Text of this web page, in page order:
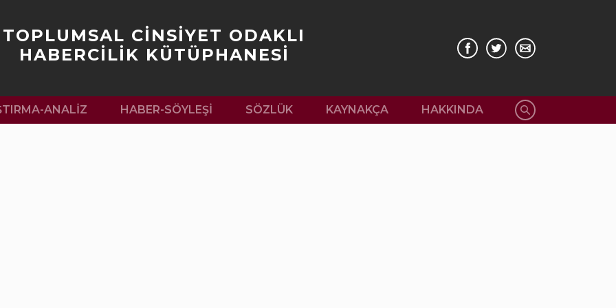
TOPLUMSAL CİNSİYET ODAKLI
HABERCİLİK KÜTÜPHANESİ
ANALIZ HABER-SÖYLEŞI SÖZLÜK KAYNAKÇA HAKKINDA